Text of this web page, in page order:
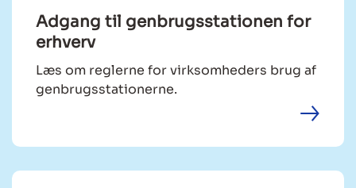
Adgang til genbrugsstationen for
erhverv
Læs om reglerne for virksomheders brug af
genbrugsstationerne.